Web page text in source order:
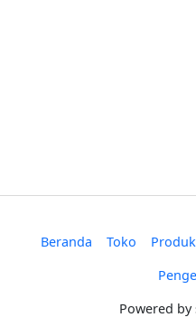
Beranda Toko Produk
Powered by